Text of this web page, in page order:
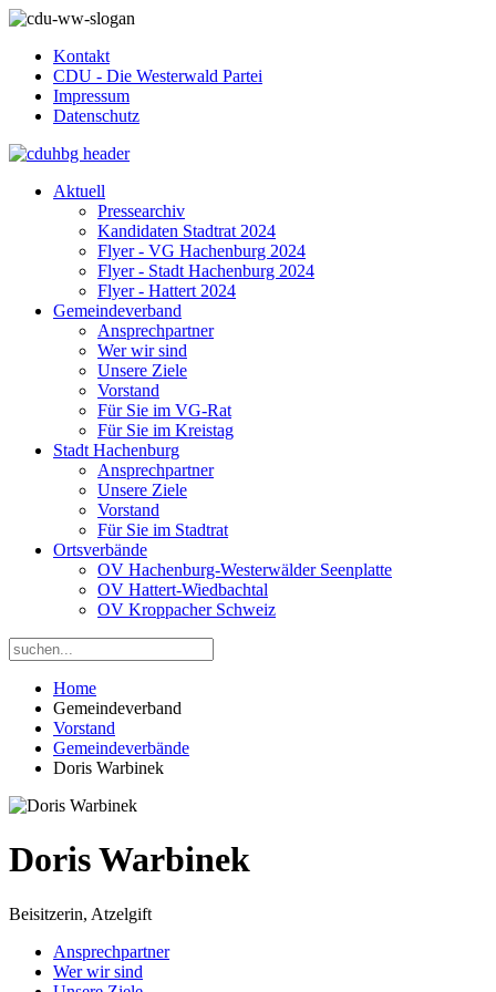
Kontakt
CDU - Die Westerwald Partei
Impressum
Datenschutz
Aktuell
Pressearchiv
Kandidaten Stadtrat 2024
Flyer - VG Hachenburg 2024
Flyer - Stadt Hachenburg 2024
Flyer - Hattert 2024
Gemeindeverband
Ansprechpartner
Wer wir sind
Unsere Ziele
Vorstand
Für Sie im VG-Rat
Für Sie im Kreistag
Stadt Hachenburg
Ansprechpartner
Unsere Ziele
Vorstand
Für Sie im Stadtrat
Ortsverbände
OV Hachenburg-Westerwälder Seenplatte
OV Hattert-Wiedbachtal
OV Kroppacher Schweiz
Home
Gemeindeverband
Vorstand
Gemeindeverbände
Doris Warbinek
Doris Warbinek
Beisitzerin, Atzelgift
Ansprechpartner
Wer wir sind